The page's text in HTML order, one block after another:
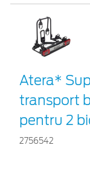
Atera*
transport
pentru 2
2756542